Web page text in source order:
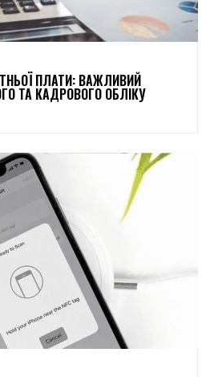
ПЛАТИ: ВАЖЛИВИЙ
ТА КАДРОВОГО ОБЛІКУ